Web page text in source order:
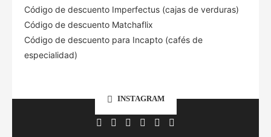
Código de descuento Imperfectus (cajas de verduras)
Código de descuento Matchaflix
Código de descuento para Incapto (cafés de
especialidad)
INSTAGRAM